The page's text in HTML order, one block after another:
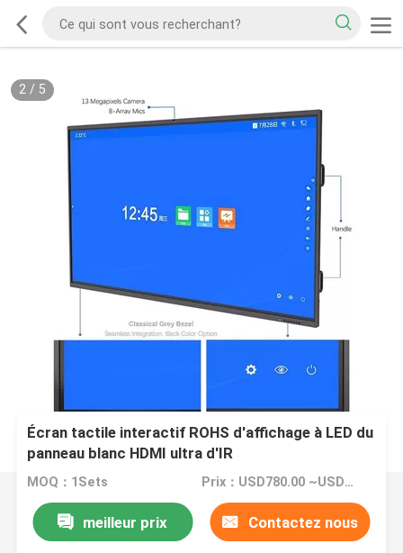
2/ 5
Écran tactile interactif ROHS d'affichage à LED du
panneau blanc HDMI ultra d'IR
MOQ：1Sets Prix：USD780.00 ~USD3890.00
meilleur prix Contactez nous